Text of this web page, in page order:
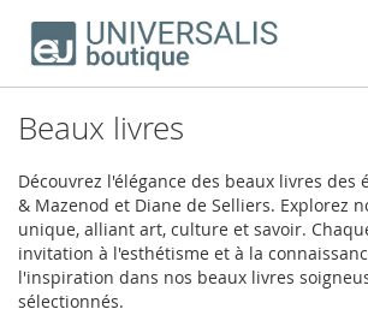
contenu
Beaux livres
Découvrez l'élégance des beaux livres des
& Mazenod et Diane de Selliers. Explorez
unique, alliant art, culture et savoir.
invitation à l'esthétisme et à la
l'inspiration dans nos beaux livres
sélectionnés.